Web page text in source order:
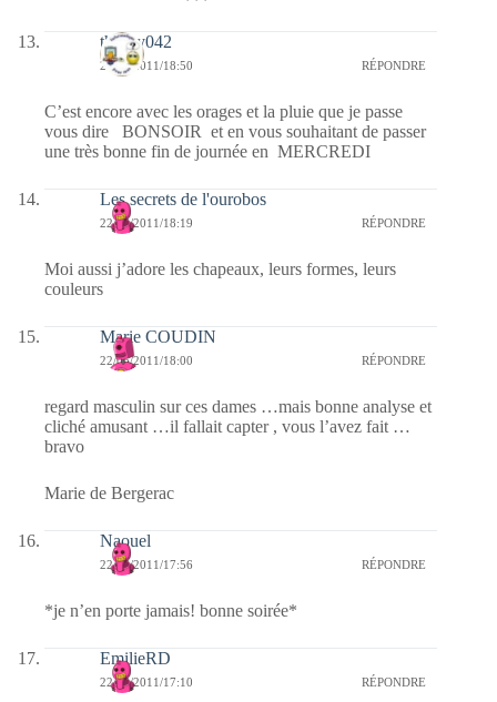
thierry042
22/06/2011/18:50 RÉPONDRE
C’est encore avec les orages et la pluie que je passe
vous dire BONSOIR et en vous souhaitant de passer
une très bonne fin de journée en MERCREDI
Les secrets de l'ourobos
22/06/2011/18:19 RÉPONDRE
Moi aussi j’adore les chapeaux, leurs formes, leurs
couleurs
Marie COUDIN
22/06/2011/18:00 RÉPONDRE
regard masculin sur ces dames …mais bonne analyse et
cliché amusant …il fallait capter , vous l’avez fait …
bravo
Marie de Bergerac
Naouel
22/06/2011/17:56 RÉPONDRE
*je n’en porte jamais! bonne soirée*
EmilieRD
22/06/2011/17:10 RÉPONDRE